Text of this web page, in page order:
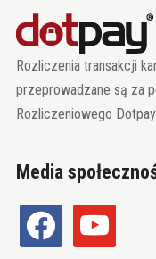
Rozliczenia transakcji
przeprowadzane są za
Rozliczeniowego Dotpay
Media
facebook youtube